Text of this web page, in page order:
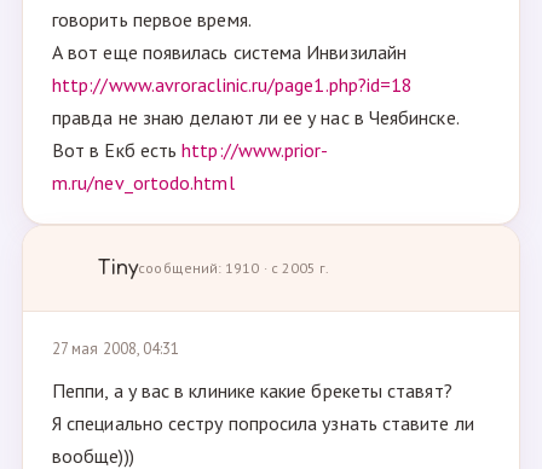
говорить первое время.
А вот еще появилась система Инвизилайн
http://www.avroraclinic.ru/page1.php?id=18
правда не знаю делают ли ее у нас в Чеябинске.
Вот в Екб естьhttp://www.prior-
m.ru/nev_ortodo.html
Tinyсообщений: 1910 · с 2005 г.
27 мая 2008, 04:31
Пеппи, а у вас в клинике какие брекеты ставят?
Я специально сестру попросила узнать ставите ли
вообще)))